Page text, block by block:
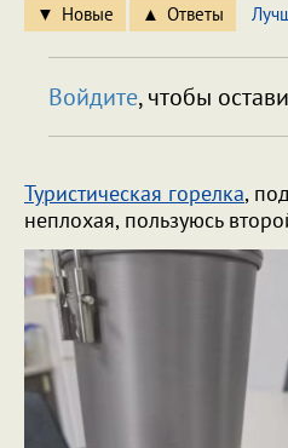
Новые Ответы
Войдите, чтобы
Туристическая горелка,
неплохая, пользуюсь